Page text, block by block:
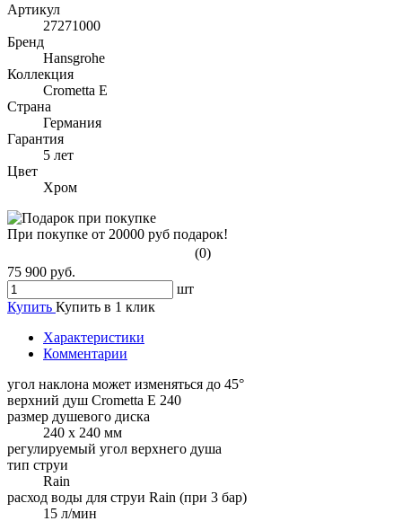
Артикул
27271000
Бренд
Hansgrohe
Коллекция
Crometta E
Страна
Германия
Гарантия
5 лет
Цвет
Хром
При покупке от 20000 руб подарок!
(0)
75 900 руб.
шт
Купить Купить в 1 клик
Характеристики
Комментарии
угол наклона может изменяться до 45°
верхний душ Crometta E 240
размер душевого диска
240 x 240 мм
регулируемый угол верхнего душа
тип струи
Rain
расход воды для струи Rain (при 3 бар)
15 л/мин